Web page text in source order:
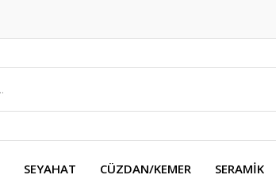
SEYAHAT CÜZDAN/KEMER SERAMİK